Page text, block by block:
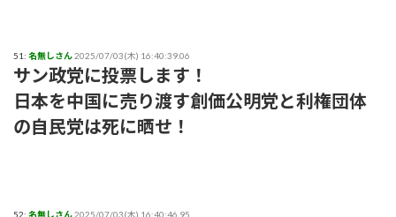
51: 名無しさん2025/07/03(木) 16:40:39.06
サン政党に投票します！
日本を中国に売り渡す創価公明党と利権団体
の自民党は死に晒せ！
52: 名無しさん2025/07/03(木) 16:40:46.95